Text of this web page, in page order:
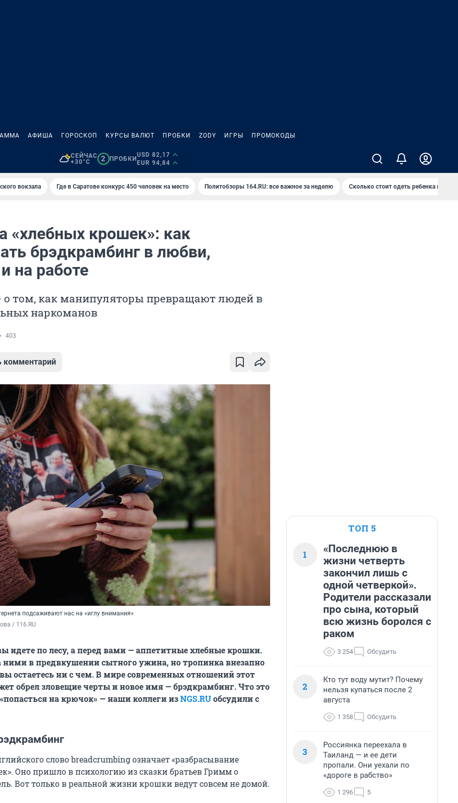
АФИША ГОРОСКОП КУРСЫ ВАЛЮТ ПРОБКИ ZODY ИГРЫ ПРОМОКОДЫ
СЕЙЧАС
+30°C
2 ПРОБКИ
USD 82,17
EUR 94,84
вокзала Где в Саратове конкурс 450 человек на место Политобзоры 164.RU: все важное за неделю Сколько стоит одеть ребенка на
«хлебных крошек»: как
брэдкрамбинг в любви,
на работе
о том, как манипуляторы превращают людей в
наркоманов
403
комментарий
подсаживают нас на «иглу внимания»
/ 116.RU
идете по лесу, а перед вами — аппетитные хлебные крошки.
ними в предвкушении сытного ужина, но тропинка внезапно
остаетесь ни с чем. В мире современных отношений этот
обрел зловещие черты и новое имя — брэдкрамбинг. Что это
на крючок» — наши коллеги изNGS.RUобсудили с
слово breadcrumbing означает «разбрасывание
Оно пришло в психологию из сказки братьев Гримм о
Вот только в реальной жизни крошки ведут совсем не домой.
ТОП 5
1
«Последнюю в
жизни четверть
закончил лишь с
одной четверкой».
Родители рассказали
про сына, который
всю жизнь боролся с
раком
3 254 Обсудить
2
Кто тут воду мутит? Почему
нельзя купаться после 2
августа
1 358 Обсудить
3
Россиянка переехала в
Таиланд — и ее дети
пропали. Они уехали по
«дороге в рабство»
1 296 5